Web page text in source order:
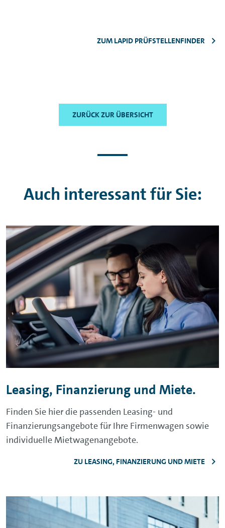
ZUM LAPID PRÜFSTELLENFINDER
ZURÜCK ZUR ÜBERSICHT
Auch interessant für Sie:
Leasing, Finanzierung und Miete.
Finden Sie hier die passenden Leasing- und
Finanzierungsangebote für Ihre Firmenwagen sowie
individuelle Mietwagenangebote.
ZU LEASING, FINANZIERUNG UND MIETE